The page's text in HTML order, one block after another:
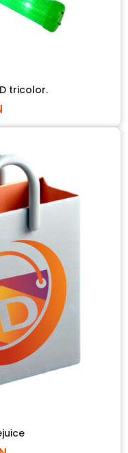
tricolor.